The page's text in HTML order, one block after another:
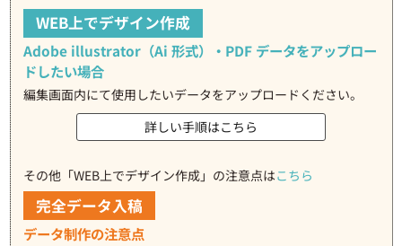
WEB上でデザイン作成
Adobe illustrator（Ai 形式）・PDF データをアップロー
ドしたい場合
編集画面内にて使用したいデータをアップロードください。
詳しい手順はこちら
その他「WEB上でデザイン作成」の注意点はこちら
完全データ入稿
データ制作の注意点